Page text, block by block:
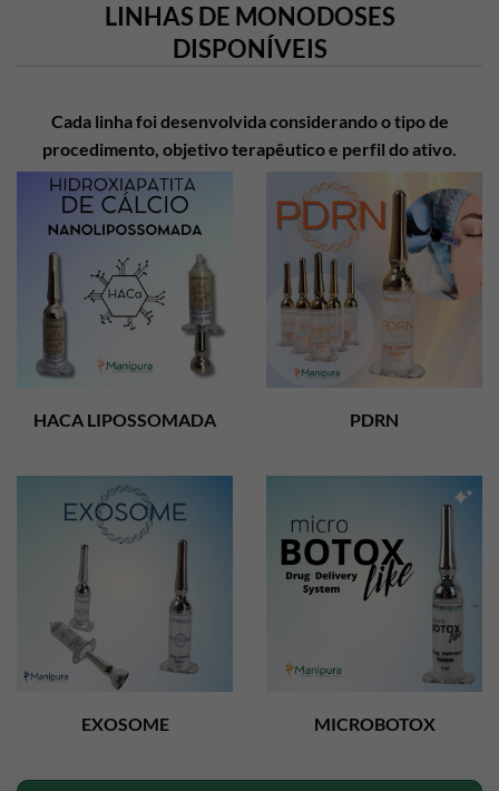
LINHAS DE MONODOSES
DISPONÍVEIS
Cada linha foi desenvolvida considerando o tipo de
procedimento, objetivo terapêutico e perfil do ativo.
HACA LIPOSSOMADA PDRN
EXOSOME MICROBOTOX